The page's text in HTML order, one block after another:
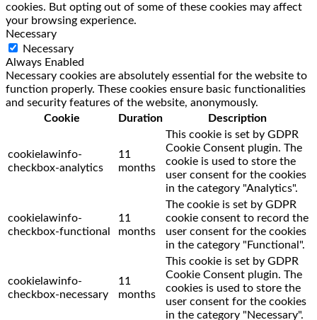
cookies. But opting out of some of these cookies may affect
your browsing experience.
Necessary
Necessary
Always Enabled
Necessary cookies are absolutely essential for the website to
function properly. These cookies ensure basic functionalities
and security features of the website, anonymously.
Cookie
Duration Description
cookielawinfo-
checkbox-analytics
11
months
This cookie is set by GDPR
Cookie Consent plugin. The
cookie is used to store the
user consent for the cookies
in the category "Analytics".
cookielawinfo-
checkbox-functional
11
months
The cookie is set by GDPR
cookie consent to record the
user consent for the cookies
in the category "Functional".
cookielawinfo-
checkbox-necessary
11
months
This cookie is set by GDPR
Cookie Consent plugin. The
cookies is used to store the
user consent for the cookies
in the category "Necessary".